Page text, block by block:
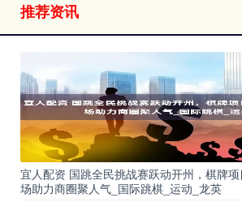
推荐资讯
宜人配资 国跳全民挑战赛跃动开州，棋牌
场助力商圈聚人气_国际跳棋_运动_龙英